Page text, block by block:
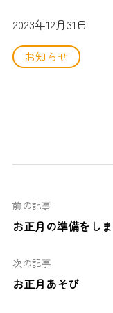
2023年12月31日
お知らせ
前の記事
お正月の準備をしま
次の記事
お正月あそび